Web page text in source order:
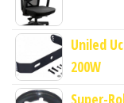
Uniled
200W
Super-